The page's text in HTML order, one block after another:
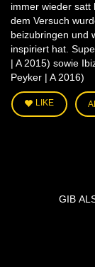
immer wieder satt
dem Versuch
beizubringen und
inspiriert hat.
| A 2015) sowie
Peyker | A 2016)
LIKE
GIB